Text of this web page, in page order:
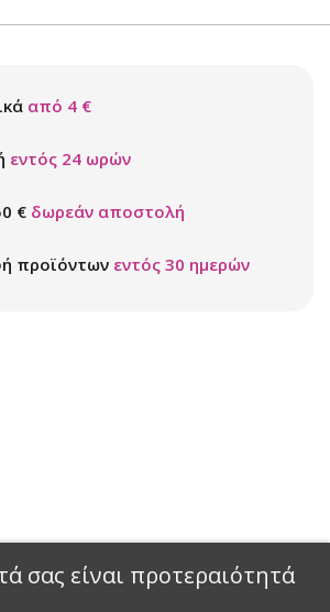
σας είναι προτεραιότητά
από 4 €
εντός 24 ωρών
€ δωρεάν αποστολή
προϊόντων εντός 30 ημερών